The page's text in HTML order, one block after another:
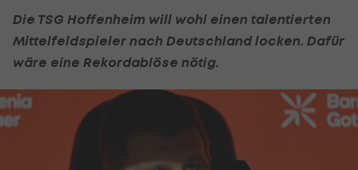
Die TSG Hoffenheim will wohl einen talentierten
Mittelfeldspieler nach Deutschland locken. Dafür
wäre eine Rekordablöse nötig.